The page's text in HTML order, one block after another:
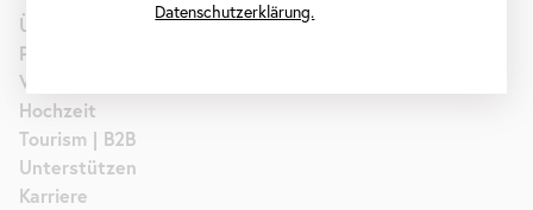
Über uns
Presse
Vermietung
Hochzeit
Tourism | B2B
Unterstützen
Karriere
Datenschutzerklärung.